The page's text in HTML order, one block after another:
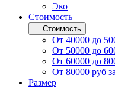
Эко
Стоимость
Стоимость
От 40000 до
От 50000 до
От 60000 до
От 80000 руб
Размер